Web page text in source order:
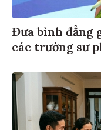
Đưa bình đẳng
các trường sư